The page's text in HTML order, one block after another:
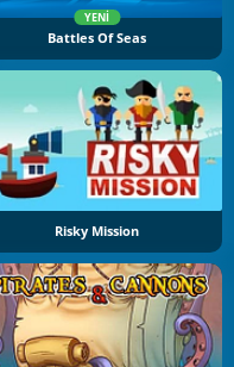
YENI
Battles Of Seas
Risky Mission